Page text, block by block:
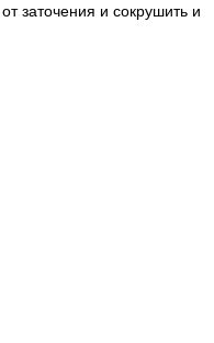
заточения и сокрушить и